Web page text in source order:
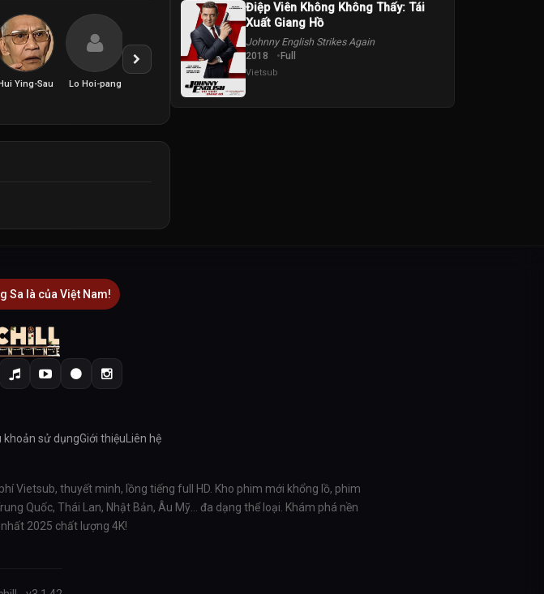
Ying-Sau Lo Hoi-pang
Meg Lam Kin-
Richard Ng
Man-Tat
Điệp Viên Không Không Thấy: Tái
Xuất Giang Hồ
Johnny English Strikes Again
2018 Full
Vietsub
Sa là của Việt Nam!
khoản sử dụngGiới thiệuLiên hệ
Vietsub, thuyết minh, lồng tiếng full HD. Kho phim mới khổng lồ, phim
Quốc, Thái Lan, Nhật Bản, Âu Mỹ… đa dạng thể loại. Khám phá nền
2025 chất lượng 4K!